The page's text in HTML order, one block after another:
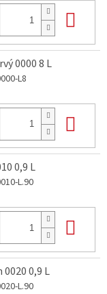
0000 8 L
L8
0,9 L
L.90
0,9 L
L.90